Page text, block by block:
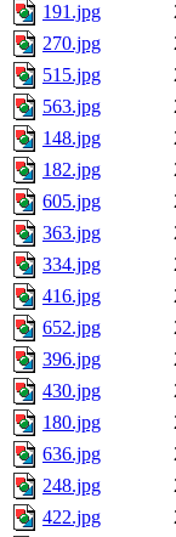
191.jpg
270.jpg
515.jpg
563.jpg
148.jpg
182.jpg
605.jpg
363.jpg
334.jpg
416.jpg
652.jpg
396.jpg
430.jpg
180.jpg
636.jpg
248.jpg
422.jpg